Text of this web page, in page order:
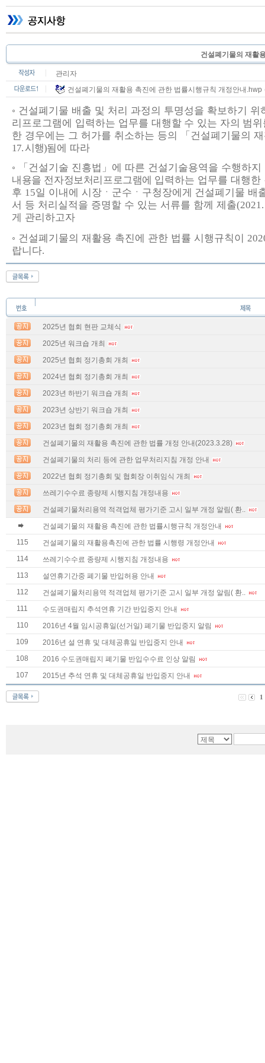
건설폐기물의 재활
관리자
건설폐기물의 재활용 촉진에 관한 법률시행규칙 개정안내.hwp
◦ 건설폐기물 배출 및 처리 과정의 투명성을 확보하기
리프로그램에 입력하는 업무를 대행할 수 있는 자의 범
한 경우에는 그 허가를 취소하는 등의
「 건설폐기물의
17. 시행)됨에 따라
◦ 「 건설기술 진흥법 」 에 따른 건설기술용역을 수행하
내용을 전자정보처리프로그램에 입력하는 업무를 대행
후 15일 이내에 시장 ㆍ 군수 ㆍ 구청장에게 건설폐기물 배
서 등 처리실적을 증명할 수 있는 서류를 함께 제출
게 관리하고자
◦ 건설폐기물의 재활용 촉진에 관한 법률 시행규칙이
랍니다.
2025년 협회 현판 교체식
2025년 워크숍 개최
2025년 협회 정기총회 개최
2024년 협회 정기총회 개최
2023년 하반기 워크숍 개최
2023년 상반기 워크숍 개최
2023년 협회 정기총회 개최
건설폐기물의 재활용 촉진에 관한 법률 개정 안내(2023.3.28)
건설폐기물의 처리 등에 관한 업무처리지침 개정 안내
2022년 협회 정기총회 및 협회장 이취임식 개최
쓰레기수수료 종량제 시행지침 개정내용
건설폐기물처리용역 적격업체 평가기준 고시 일부 개정 알림( 환..
건설폐기물의 재활용 촉진에 관한 법률시행규칙 개정안내
115
건설폐기물의 재활용촉진에 관한 법률 시행령 개정안내
114
쓰레기수수료 종량제 시행지침 개정내용
113
설연휴기간중 폐기물 반입허용 안내
112
건설폐기물처리용역 적격업체 평가기준 고시 일부 개정 알림( 환..
111
수도권매립지 추석연휴 기간 반입중지 안내
110
2016년 4월 임시공휴일(선거일) 폐기물 반입중지 알림
109
2016년 설 연휴 및 대체공휴일 반입중지 안내
108
2016 수도권매립지 폐기물 반입수수료 인상 알림
107
2015년 추석 연휴 및 대체공휴일 반입중지 안내
1